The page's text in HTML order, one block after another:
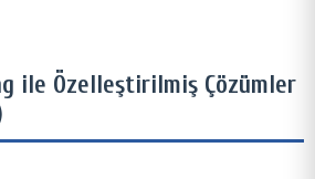
ile Özelleştirilmiş Çözümler